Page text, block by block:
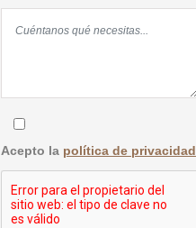
Acepto la política de privacidad